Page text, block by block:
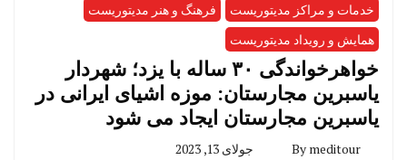
خدمات و مراکز مدیتوریست
فرهنگ و هنر مدیتوریست
همایش و رویداد مدیتوریست
خواهرخواندگی ۳۰ ساله با یزد؛ شهردار
یاسبرین مجارستان: موزه‌ اشیای ایرانی در
یاسبرین مجارستان ایجاد می شود
By meditour جولای 13, 2023